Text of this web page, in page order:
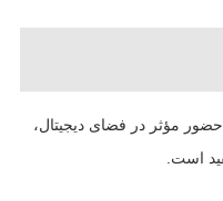
حضور مؤثر در فضای دیجیتال،
است.